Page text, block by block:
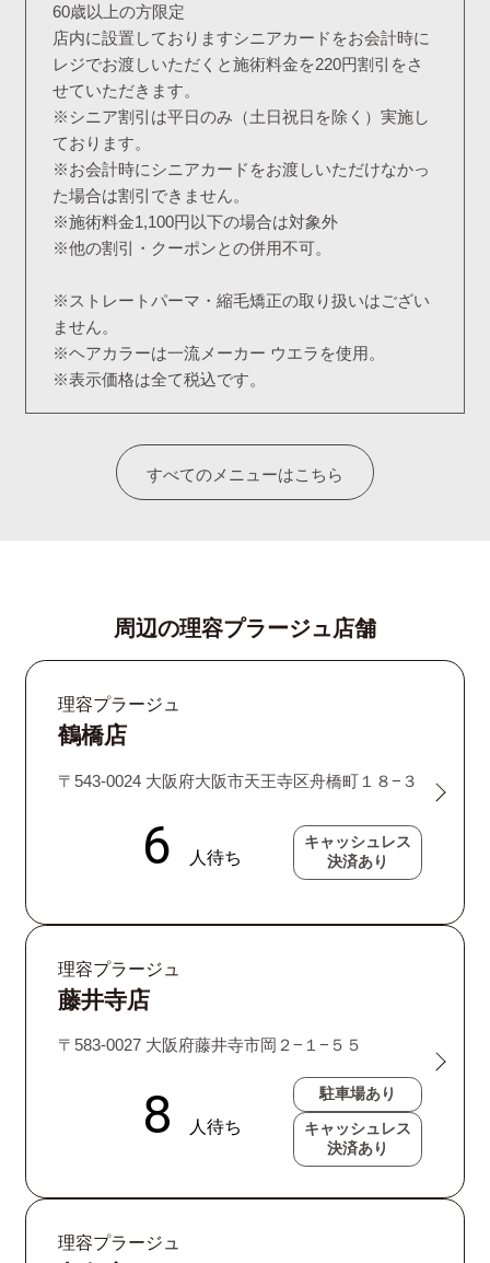
60歳以上の方限定
店内に設置しておりますシニアカードをお会計時に
レジでお渡しいただくと施術料金を220円割引をさ
せていただきます。
※シニア割引は平日のみ（土日祝日を除く）実施し
ております。
※お会計時にシニアカードをお渡しいただけなかっ
た場合は割引できません。
※施術料金1,100円以下の場合は対象外
※他の割引・クーポンとの併用不可。
※ストレートパーマ・縮毛矯正の取り扱いはござい
ません。
※ヘアカラーは一流メーカー ウエラを使用。
※表示価格は全て税込です。
すべてのメニューはこちら
周辺の理容プラージュ店舗
理容プラージュ
鶴橋店
〒543-0024 大阪府大阪市天王寺区舟橋町１８−３
キャッシュレス
決済あり
理容プラージュ
藤井寺店
〒583-0027 大阪府藤井寺市岡２−１−５５
駐車場あり
キャッシュレス
決済あり
理容プラージュ